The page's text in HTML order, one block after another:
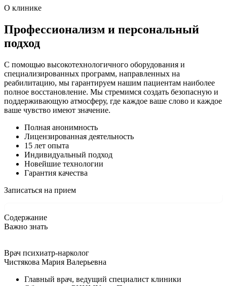
О клинике
Профессионализм и персональный
подход
С помощью высокотехнологичного оборудования и
специализированных программ, направленных на
реабилитацию, мы гарантируем нашим пациентам наиболее
полное восстановление. Мы стремимся создать безопасную и
поддерживающую атмосферу, где каждое ваше слово и каждое
ваше чувство имеют значение.
Полная анонимность
Лицензированная деятельность
15 лет опыта
Индивидуальный подход
Новейшие технологии
Гарантия качества
Записаться на прием
Содержание
Важно знать
Врач психиатр-нарколог
Чистякова Мария Валерьевна
Главный врач, ведущий специалист клиники